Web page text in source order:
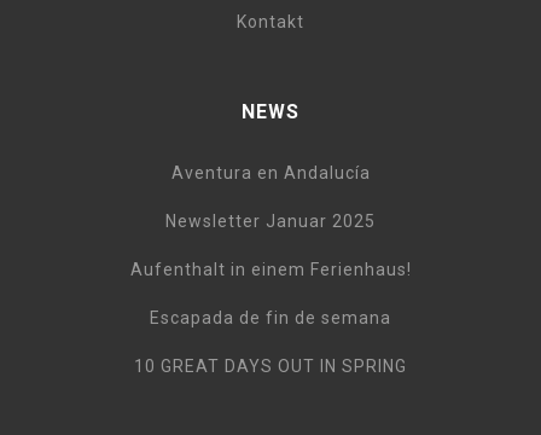
Kontakt
NEWS
Aventura en Andalucía
Newsletter Januar 2025
Aufenthalt in einem Ferienhaus!
Escapada de fin de semana
10 GREAT DAYS OUT IN SPRING